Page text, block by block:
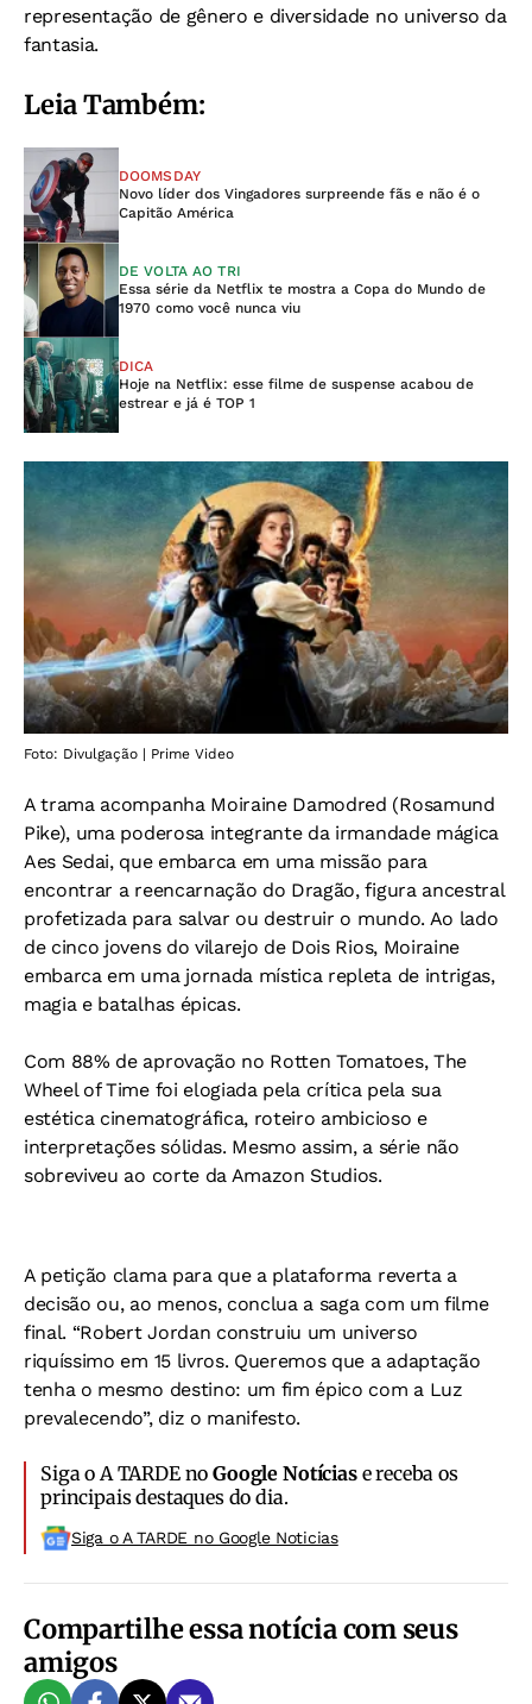
representação de gênero e diversidade no universo da
fantasia.
Leia Também:
DOOMSDAY
Novo líder dos Vingadores surpreende fãs e não é o
Capitão América
DE VOLTA AO TRI
Essa série da Netflix te mostra a Copa do Mundo de
1970 como você nunca viu
DICA
Hoje na Netflix: esse filme de suspense acabou de
estrear e já é TOP 1
Foto: Divulgação | Prime Video
A trama acompanha Moiraine Damodred (Rosamund
Pike), uma poderosa integrante da irmandade mágica
Aes Sedai, que embarca em uma missão para
encontrar a reencarnação do Dragão, figura ancestral
profetizada para salvar ou destruir o mundo. Ao lado
de cinco jovens do vilarejo de Dois Rios, Moiraine
embarca em uma jornada mística repleta de intrigas,
magia e batalhas épicas.
Com 88% de aprovação no Rotten Tomatoes, The
Wheel of Time foi elogiada pela crítica pela sua
estética cinematográfica, roteiro ambicioso e
interpretações sólidas. Mesmo assim, a série não
sobreviveu ao corte da Amazon Studios.
A petição clama para que a plataforma reverta a
decisão ou, ao menos, conclua a saga com um filme
final. “Robert Jordan construiu um universo
riquíssimo em 15 livros. Queremos que a adaptação
tenha o mesmo destino: um fim épico com a Luz
prevalecendo”, diz o manifesto.
Siga o A TARDE noGoogle Notíciase receba os
principais destaques do dia.
Siga o A TARDE no Google Noticias
Compartilhe essa notícia com seus
amigos